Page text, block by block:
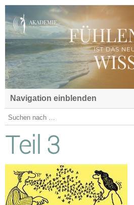
Navigation einblenden
Teil 3